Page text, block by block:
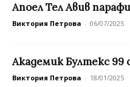
Апоел Тел Авив
Виктория Петрова - 06/07/2025
Академик Бултекс 99
Виктория Петрова - 18/01/2025